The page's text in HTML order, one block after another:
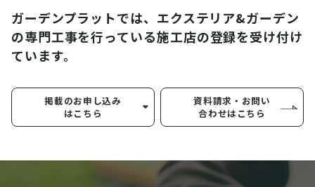
ガーデンプラットでは、エクステリア&ガーデン
の専門工事を行っている施工店の登録を受け付け
ています。
掲載のお申し込み
はこちら
資料請求・お問い
合わせはこちら